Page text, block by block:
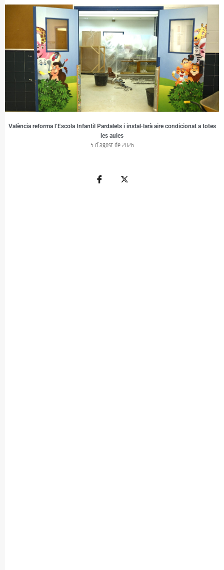
València reforma l’Escola Infantil Pardalets i instal·larà aire condicionat a totes
les aules
5 d'agost de 2026